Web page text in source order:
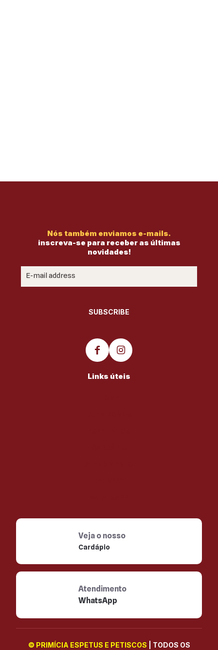
Nós também enviamos e-mails.
inscreva-se para receber as últimas
novidades!
Links úteis
Veja o nosso
Cardápio
Atendimento
WhatsApp
© PRIMÍCIA ESPETUS E PETISCOS | TODOS OS